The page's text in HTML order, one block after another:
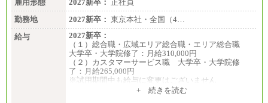
雇用形態
2027新卒： 正社員
勤務地
2027新卒： 東京本社・全国（4…
給与
2027新卒：
（１）総合職・広域エリア総合職・エリア総合職
大学卒・大学院修了：月給310,000円
（２）カスタマーサービス職 大学卒・大学院修
了：月給265,000円
※試用期間中も給与に変更はございません
+ 続きを読む